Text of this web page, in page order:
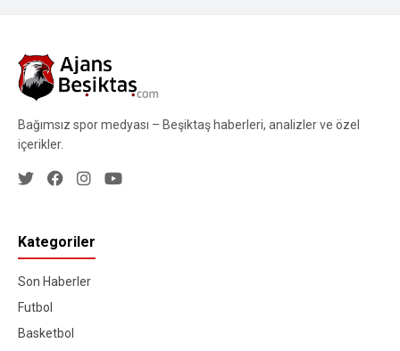
Bağımsız spor medyası – Beşiktaş haberleri, analizler ve özel
içerikler.
Kategoriler
Son Haberler
Futbol
Basketbol